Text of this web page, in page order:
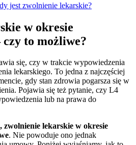
jest zwolnienie lekarskie?
w okresie
to możliwe?
się, czy w trakcie wypowiedzenia
lekarskiego. To jedna z najczęściej
gdy stan zdrowia pogarsza się w
Pojawia się też pytanie, czy L4
lub na prawa do
zwolnienie lekarskie w okresie
. Nie powoduje ono jednak